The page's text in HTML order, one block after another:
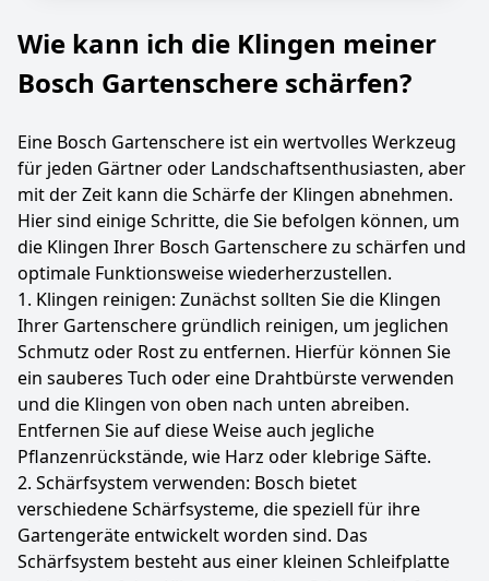
Wie kann ich die Klingen meiner
Bosch Gartenschere schärfen?
Eine Bosch Gartenschere ist ein wertvolles Werkzeug
für jeden Gärtner oder Landschaftsenthusiasten, aber
mit der Zeit kann die Schärfe der Klingen abnehmen.
Hier sind einige Schritte, die Sie befolgen können, um
die Klingen Ihrer Bosch Gartenschere zu schärfen und
optimale Funktionsweise wiederherzustellen.
1. Klingen reinigen: Zunächst sollten Sie die Klingen
Ihrer Gartenschere gründlich reinigen, um jeglichen
Schmutz oder Rost zu entfernen. Hierfür können Sie
ein sauberes Tuch oder eine Drahtbürste verwenden
und die Klingen von oben nach unten abreiben.
Entfernen Sie auf diese Weise auch jegliche
Pflanzenrückstände, wie Harz oder klebrige Säfte.
2. Schärfsystem verwenden: Bosch bietet
verschiedene Schärfsysteme, die speziell für ihre
Gartengeräte entwickelt worden sind. Das
Schärfsystem besteht aus einer kleinen Schleifplatte